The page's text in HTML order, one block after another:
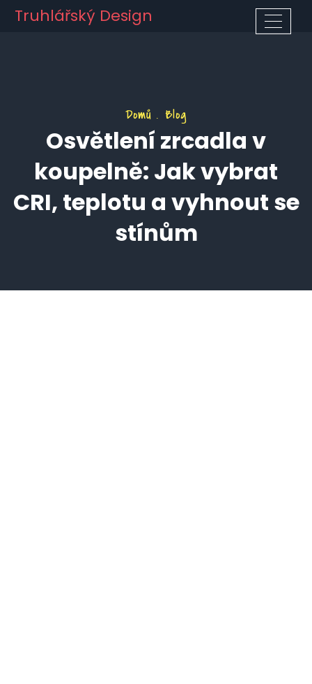
Truhlářský Design
Domů Blog
Osvětlení zrcadla v
koupelně: Jak vybrat
CRI, teplotu a vyhnout se
stínům